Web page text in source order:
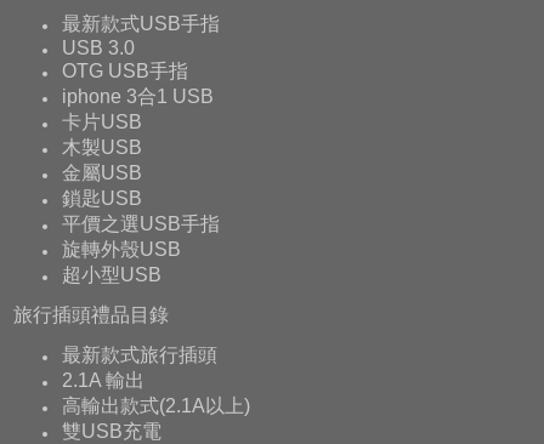
最新款式USB手指
USB 3.0
OTG USB手指
iphone 3合1 USB
卡片USB
木製USB
金屬USB
鎖匙USB
平價之選USB手指
旋轉外殼USB
超小型USB
旅行插頭禮品目錄
最新款式旅行插頭
2.1A 輸出
高輸出款式(2.1A以上)
雙USB充電